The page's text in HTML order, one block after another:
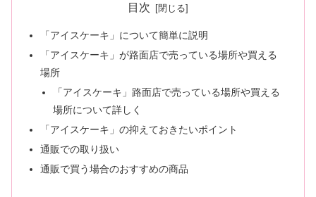
目次
「アイスケーキ」について簡単に説明
「アイスケーキ」が路面店で売っている場所や買える
場所
「アイスケーキ」路面店で売っている場所や買える
場所について詳しく
「アイスケーキ」の抑えておきたいポイント
通販での取り扱い
通販で買う場合のおすすめの商品